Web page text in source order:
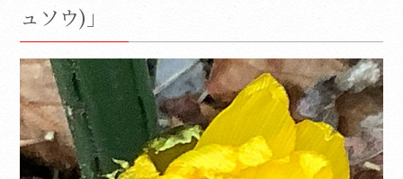
ュソウ)」